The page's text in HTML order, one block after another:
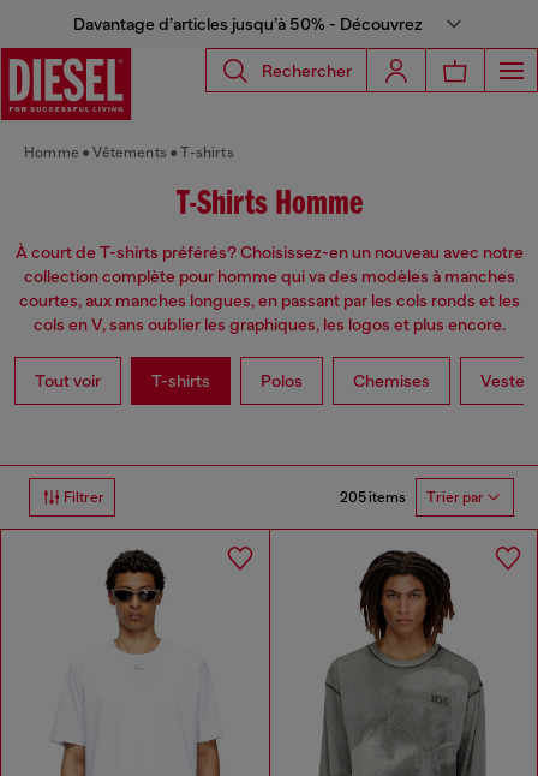
Davantage d’articles jusqu’à 50% - Découvrez
Rechercher
Homme Vêtements T-shirts
T-Shirts Homme
À court de T-shirts préférés? Choisissez-en un nouveau avec notre
collection complète pour homme qui va des modèles à manches
courtes, aux manches longues, en passant par les cols ronds et les
cols en V, sans oublier les graphiques, les logos et plus encore.
Tout voir T-shirts Polos Chemises Vestes
Filtrer 205 items Trier par